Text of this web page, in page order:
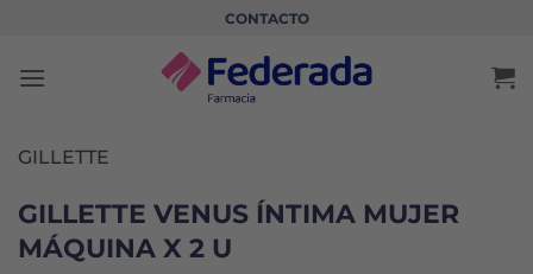
contenido
CONTACTO
GILLETTE
GILLETTE VENUS ÍNTIMA MUJER
MÁQUINA X 2 U